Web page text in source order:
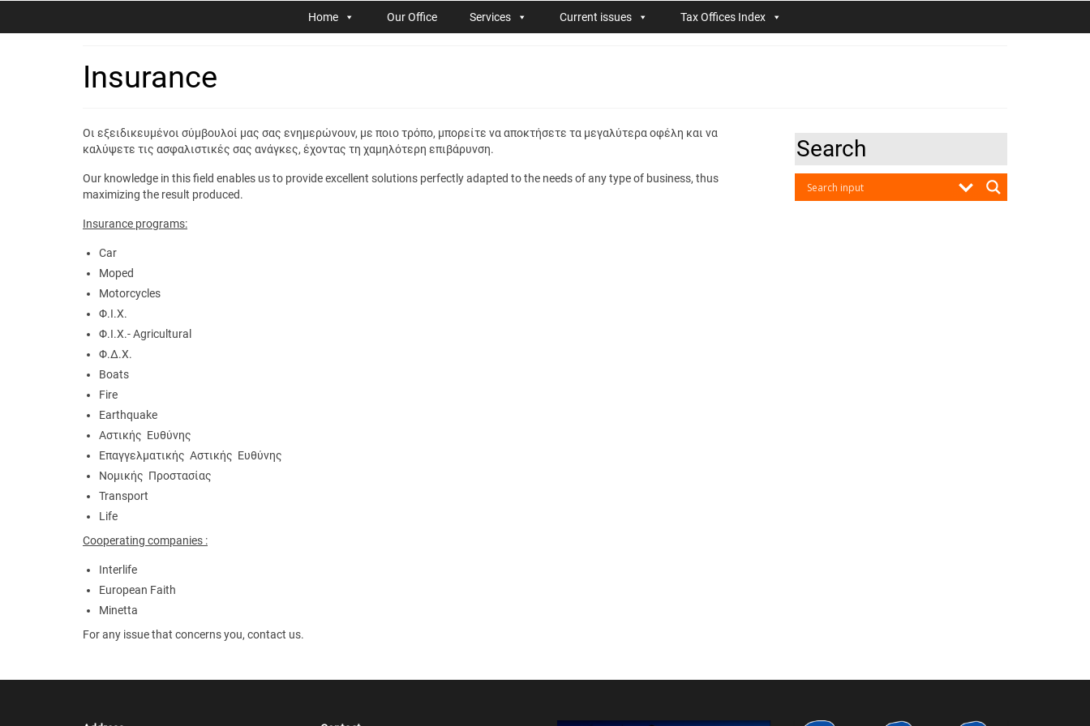
Home Our Office Services Current issues Tax Offices Index
Insurance
Οι εξειδικευμένοι σύμβουλοί μας σας ενημερώνουν, με ποιο τρόπο, μπορείτε να αποκτήσετε τα μεγαλύτερα οφέλη και να
καλύψετε τις ασφαλιστικές σας ανάγκες, έχοντας τη χαμηλότερη επιβάρυνση.
Our knowledge in this field enables us to provide excellent solutions perfectly adapted to the needs of any type of business, thus
maximizing the result produced.
Insurance programs:
Car
Moped
Motorcycles
Φ.Ι.Χ.
Φ.Ι.Χ.- Agricultural
Φ.Δ.Χ.
Boats
Fire
Earthquake
Αστικής Ευθύνης
Επαγγελματικής Αστικής Ευθύνης
Νομικής Προστασίας
Transport
Life
Cooperating companies :
Interlife
European Faith
Minetta
For any issue that concerns you, contact us.
Search